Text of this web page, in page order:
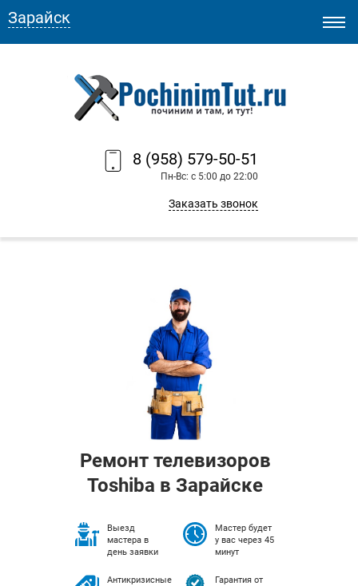
8 (958) 579-50-51
Пн-Вс: с 5:00 до 22:00
Заказать звонок
Зарайск
Ремонт телевизоров
Toshiba в Зарайске
Выезд
мастера в
день заявки
Мастер будет
у вас через 45
минут
Антикризисные
Гарантия от